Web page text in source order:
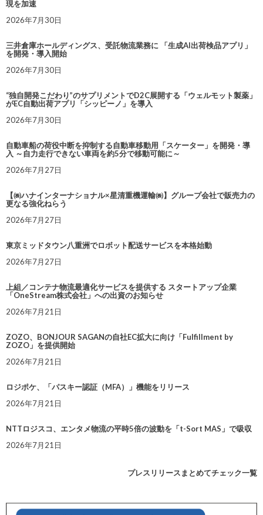
現を加速
2026年7月30日
三井倉庫ホールディングス、受託物流業務に 「生成AI出荷検品アプリ」
を開発・導入開始
2026年7月30日
“独自開発こだわり”のサプリメントでD2C展開する「ウェルモット製薬」
がEC自動出荷アプリ「シッピーノ」を導入
2026年7月30日
自動車船の荷役中断を抑制する自動車移動用「スケーター」を開発・導
入 ～自力走行できない車両を約5分で移動可能に～
2026年7月27日
【㈱ハナインターナショナル×星清重機運輸㈱】グループ会社で販売力の
更なる強化ねらう
2026年7月27日
東京ミッドタウン八重洲でロボット配送サービスを本格始動
2026年7月27日
上組／コンテナ物流最適化サービスを提供する スタートアップ企業
「OneStream株式会社」への出資のお知らせ
2026年7月21日
ZOZO、BONJOUR SAGANの自社EC拡大に向け「Fulfillment by
ZOZO」を提供開始
2026年7月21日
ロジポケ、「パスキー認証（MFA）」機能をリリース
2026年7月21日
NTTロジスコ、エンタメ物流の平時5倍の波動を「t-Sort MAS」で吸収
2026年7月21日
プレスリリースまとめてチェック一覧